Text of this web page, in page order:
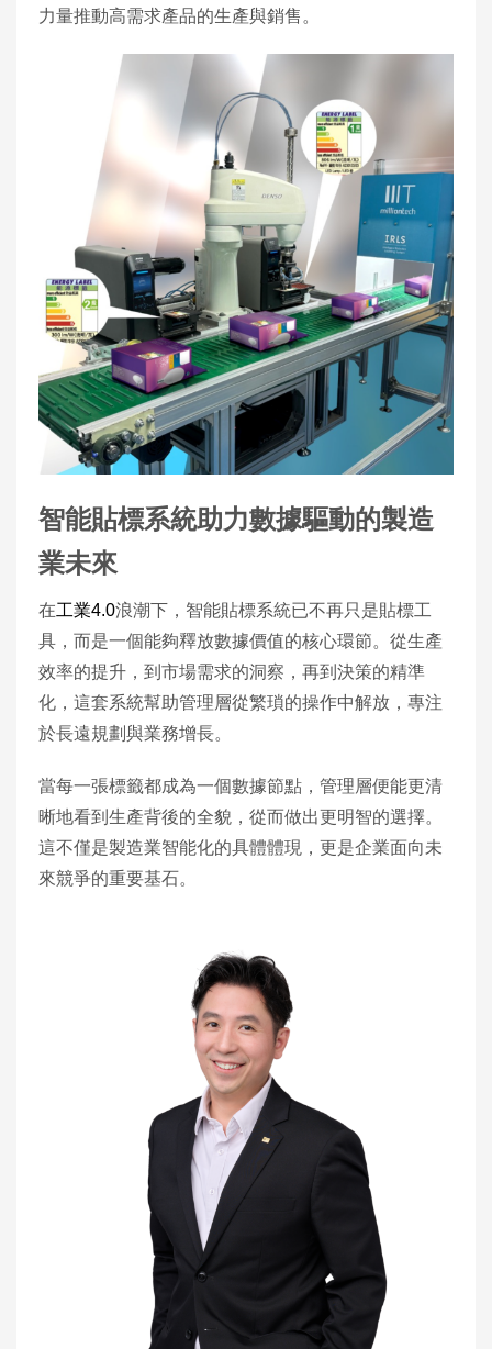
力量推動高需求產品的生產與銷售。
智能貼標系統助力數據驅動的製造
業未來
在工業4.0浪潮下，智能貼標系統已不再只是貼標工
具，而是一個能夠釋放數據價值的核心環節。從生產
效率的提升，到市場需求的洞察，再到決策的精準
化，這套系統幫助管理層從繁瑣的操作中解放，專注
於長遠規劃與業務增長。
當每一張標籤都成為一個數據節點，管理層便能更清
晰地看到生產背後的全貌，從而做出更明智的選擇。
這不僅是製造業智能化的具體體現，更是企業面向未
來競爭的重要基石。